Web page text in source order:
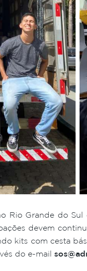
Rio Grande do Sul
devem
kits com cesta
do e-mail